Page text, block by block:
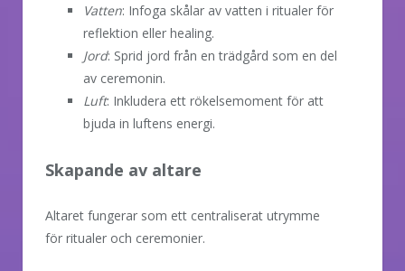
Vatten: Infoga skålar av vatten i ritualer för
reflektion eller healing.
Jord: Sprid jord från en trädgård som en del
av ceremonin.
Luft: Inkludera ett rökelsemoment för att
bjuda in luftens energi.
Skapande av altare
Altaret fungerar som ett centraliserat utrymme
för ritualer och ceremonier.